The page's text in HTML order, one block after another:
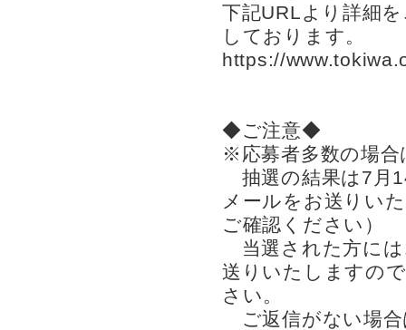
下記URLより詳細
しております。
https://
◆ご注意◆
※応募者多数の場合
抽選の結果は7月
メールをお送りい
ご確認ください）
当選された方には
送りいたしますの
さい。
ご返信がない場合